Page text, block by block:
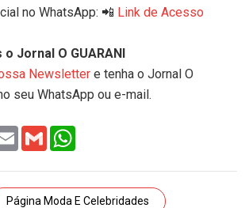
no WhatsApp: 📲 Link de Acesso
Jornal O GUARANI
Newsletter e tenha o Jornal O
seu WhatsApp ou e-mail.
Email Gmail
Página Moda E Celebridades